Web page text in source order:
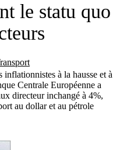
le statu quo
à la hausse et à
Centrale Européenne a
directeur inchangé à 4%,
au dollar et au pétrole